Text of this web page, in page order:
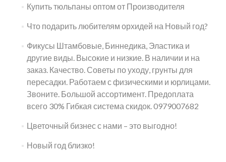
Купить тюльпаны оптом от Производителя
Что подарить любителям орхидей на Новый год?
Фикусы Штамбовые, Биннедика, Эластика и
другие виды. Высокие и низкие. В наличии и на
заказ. Качество. Советы по уходу, грунты для
пересадки. Работаем с физическими и юрлицами.
Звоните. Большой ассортимент. Предоплата
всего 30% Гибкая система скидок. 0979007682
Цветочный бизнес с нами – это выгодно!
Новый год близко!